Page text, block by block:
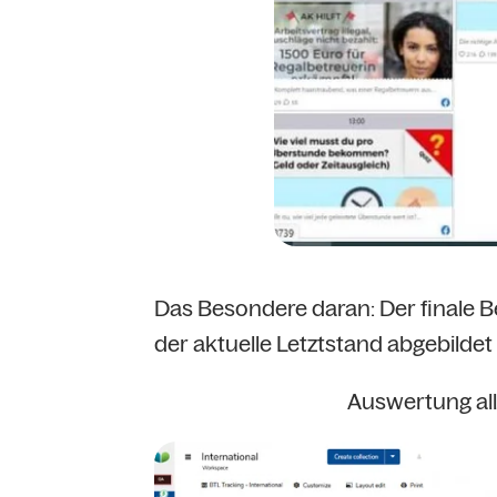
Das Besondere daran: Der finale
der aktuelle Letztstand
Auswertung